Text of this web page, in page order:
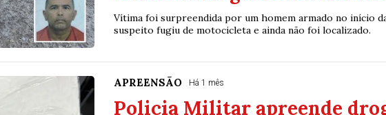
Vítima foi surpreendida por um homem armado no início
suspeito fugiu de motocicleta e ainda não foi localizado.
APREENSÃO Há 1 mês
Policia Militar apreende